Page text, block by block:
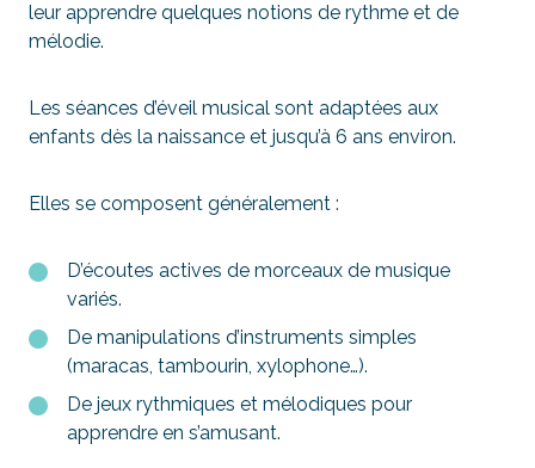
leur apprendre quelques notions de rythme et de
mélodie.
Les séances d’éveil musical sont adaptées aux
enfants dès la naissance et jusqu’à 6 ans environ.
Elles se composent généralement :
D’écoutes actives de morceaux de musique
variés.
De manipulations d’instruments simples
(maracas, tambourin, xylophone…).
De jeux rythmiques et mélodiques pour
apprendre en s’amusant.